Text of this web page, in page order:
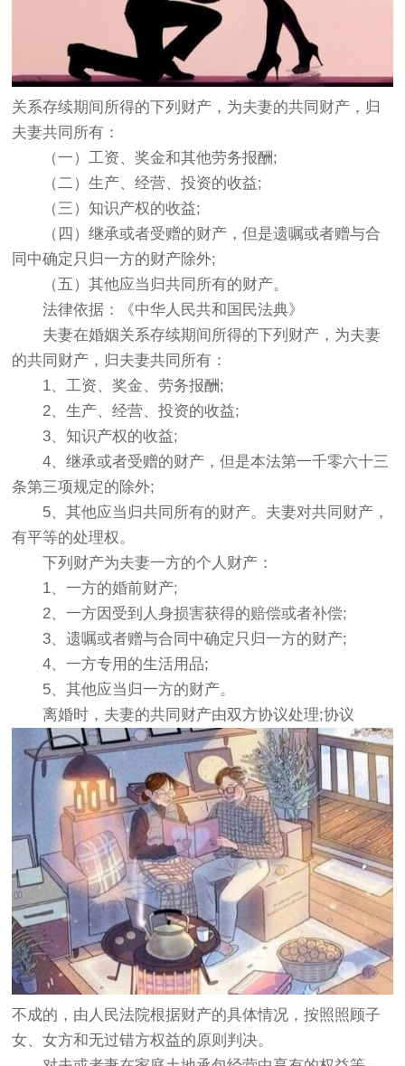
关系存续期间所得的下列财产，为夫妻的共同财产，归
夫妻共同所有：
（一）工资、奖金和其他劳务报酬;
（二）生产、经营、投资的收益;
（三）知识产权的收益;
（四）继承或者受赠的财产，但是遗嘱或者赠与合
同中确定只归一方的财产除外;
（五）其他应当归共同所有的财产。
法律依据：《中华人民共和国民法典》
夫妻在婚姻关系存续期间所得的下列财产，为夫妻
的共同财产，归夫妻共同所有：
1、工资、奖金、劳务报酬;
2、生产、经营、投资的收益;
3、知识产权的收益;
4、继承或者受赠的财产，但是本法第一千零六十三
条第三项规定的除外;
5、其他应当归共同所有的财产。夫妻对共同财产，
有平等的处理权。
下列财产为夫妻一方的个人财产：
1、一方的婚前财产;
2、一方因受到人身损害获得的赔偿或者补偿;
3、遗嘱或者赠与合同中确定只归一方的财产;
4、一方专用的生活用品;
5、其他应当归一方的财产。
离婚时，夫妻的共同财产由双方协议处理;协议
不成的，由人民法院根据财产的具体情况，按照照顾子
女、女方和无过错方权益的原则判决。